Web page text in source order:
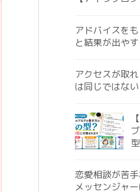
アドバイスを
と結果が出や
アクセスが取
は同じではない
恋愛相談が苦
メッセンジャ